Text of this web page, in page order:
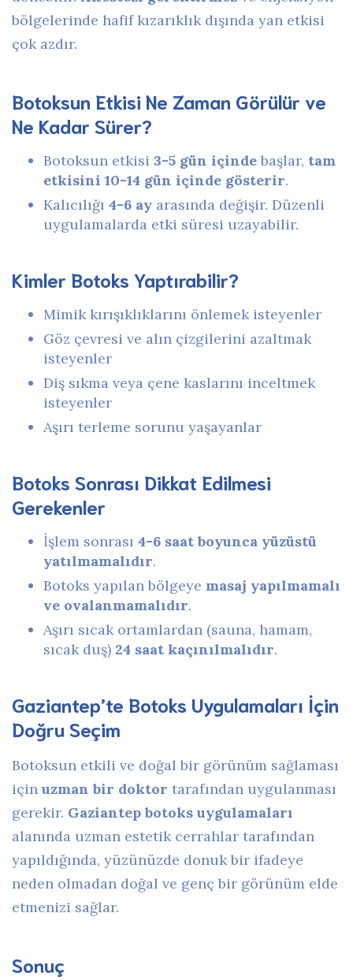
bölgelerinde hafif kızarıklık dışında yan etkisi
çok azdır.
Botoksun Etkisi Ne Zaman Görülür ve
Ne Kadar Sürer?
Botoksun etkisi 3-5 gün içindebaşlar, tam
etkisini 10-14 gün içinde gösterir.
Kalıcılığı 4-6 ay arasında değişir. Düzenli
uygulamalarda etki süresi uzayabilir.
Kimler Botoks Yaptırabilir?
Mimik kırışıklıklarını önlemek isteyenler
Göz çevresi ve alın çizgilerini azaltmak
isteyenler
Diş sıkma veya çene kaslarını inceltmek
isteyenler
Aşırı terleme sorunu yaşayanlar
Botoks Sonrası Dikkat Edilmesi
Gerekenler
İşlem sonrası 4-6 saat boyunca yüzüstü
yatılmamalıdır.
Botoks yapılan bölgeye masaj yapılmamalı
ve ovalanmamalıdır.
Aşırı sıcak ortamlardan (sauna, hamam,
sıcak duş) 24 saat kaçınılmalıdır.
Gaziantep’te Botoks Uygulamaları İçin
Doğru Seçim
Botoksun etkili ve doğal bir görünüm sağlaması
içinuzman bir doktor tarafından uygulanması
gerekir. Gaziantep botoks uygulamaları
alanında uzman estetik cerrahlar tarafından
yapıldığında, yüzünüzde donuk bir ifadeye
neden olmadan doğal ve genç bir görünüm elde
etmenizi sağlar.
Sonuç